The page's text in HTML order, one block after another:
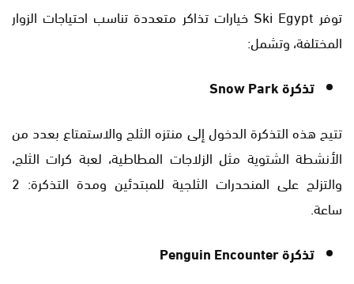
توفر ‎Ski Egypt‎ خيارات تذاكر متعددة تناسب احتياجات الزوار
المختلفة، وتشمل:
تذكرة Snow Park
تتيح هذه التذكرة الدخول إلى منتزه الثلج والاستمتاع بعدد من
الأنشطة الشتوية مثل الزلاجات المطاطية، لعبة كرات الثلج،
والتزلج على المنحدرات الثلجية للمبتدئين ومدة التذكرة: 2
ساعة.
تذكرة Penguin Encounter